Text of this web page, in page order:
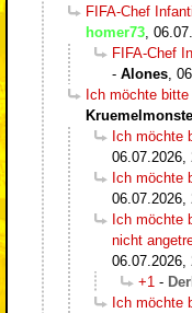
FIFA-Chef
homer73
FIFA-Chef
- Alones
Ich möchte
Ich möchte
06.07.2026,
Ich möchte
06.07.2026,
Ich möchte
nicht
06.07.2026,
+1 -
Ich möchte